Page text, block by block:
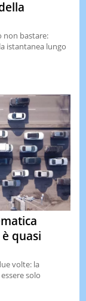
non bastare:
istantanea lungo
quasi
volte: la
solo